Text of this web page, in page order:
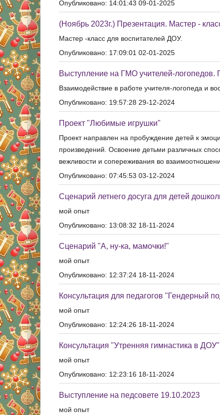
Опубликовано: 14:01:43 09-01-2025
(Ноябрь 2023г.) Презентация. Мастер -
Мастер -класс для воспитателей ДОУ.
Опубликовано: 17:09:01 02-01-2025
Выступление на ГМО учителей-логопедов.
Взаимодействие в работе учителя-логопеда и
Опубликовано: 19:57:28 29-12-2024
Проект "Любимые игрушки"
Проект направлен на пробуждение детей к
произведений. Освоение детьми различных
вежливости и сопереживания во
Опубликовано: 07:45:53 03-12-2024
Сценарий летнего досуга для детей
мой опыт
Опубликовано: 13:08:32 18-11-2024
Сценарий "А, ну-ка, мамочки!"
мой опыт
Опубликовано: 12:37:24 18-11-2024
Консультация для педагогов "Гендерный
мой опыт
Опубликовано: 12:24:26 18-11-2024
Консультация "Утренняя гимнастика в ДОУ"
мой опыт
Опубликовано: 12:23:16 18-11-2024
Выступление на педсовете 19.10.2023
мой опыт